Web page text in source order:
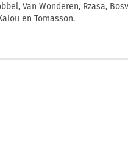
Van Wonderen, Rzasa,
en Tomasson.